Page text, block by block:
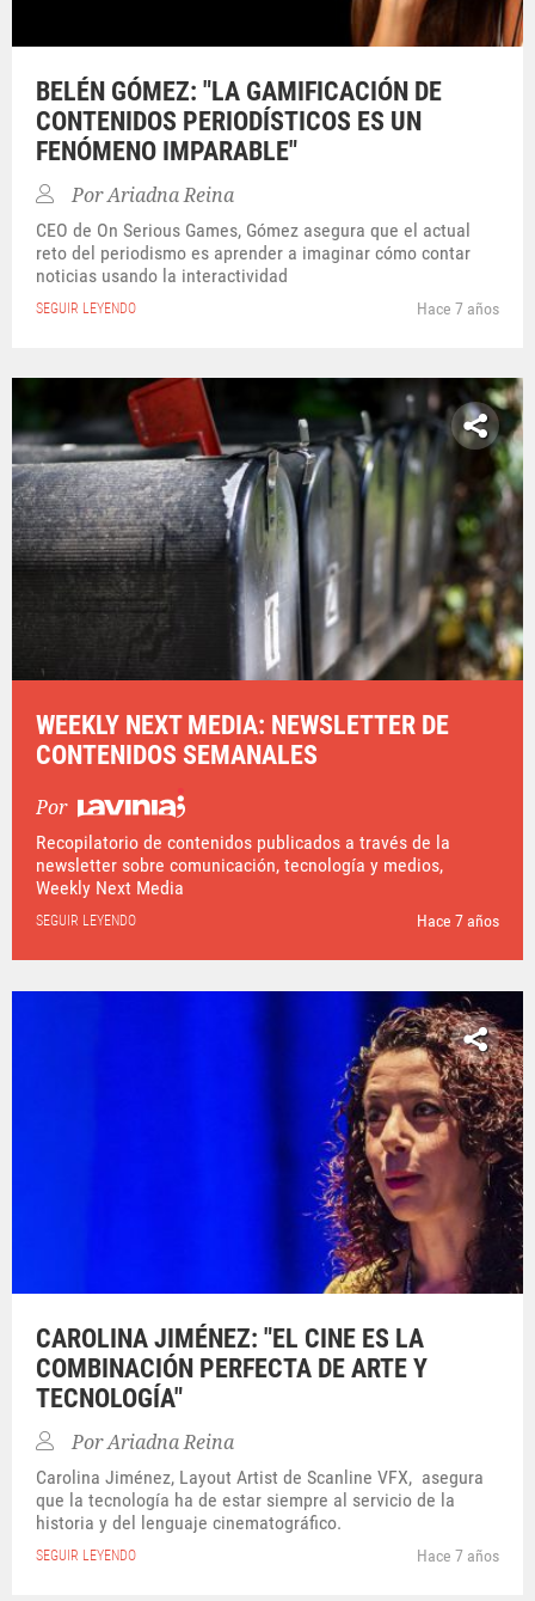
BELÉN GÓMEZ: "LA GAMIFICACIÓN DE
CONTENIDOS PERIODÍSTICOS ES UN
FENÓMENO IMPARABLE"
PorAriadna Reina
CEO de On Serious Games, Gómez asegura que el actual
reto del periodismo es aprender a imaginar cómo contar
noticias usando la interactividad
SEGUIR LEYENDO Hace 7 años
WEEKLY NEXT MEDIA: NEWSLETTER DE
CONTENIDOS SEMANALES
Por
Recopilatorio de contenidos publicados a través de la
newsletter sobre comunicación, tecnología y medios,
Weekly Next Media
SEGUIR LEYENDO Hace 7 años
CAROLINA JIMÉNEZ: "EL CINE ES LA
COMBINACIÓN PERFECTA DE ARTE Y
TECNOLOGÍA"
PorAriadna Reina
Carolina Jiménez, Layout Artist de Scanline VFX, asegura
que la tecnología ha de estar siempre al servicio de la
historia y del lenguaje cinematográfico.
SEGUIR LEYENDO Hace 7 años